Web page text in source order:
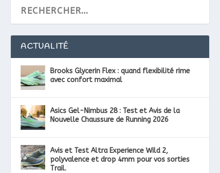
ACTUALITÉ
Brooks Glycerin Flex : quand flexibilité rime
avec confort maximal
Asics Gel-Nimbus 28 : Test et Avis de la
Nouvelle Chaussure de Running 2026
Avis et Test Altra Experience Wild 2,
polyvalence et drop 4mm pour vos sorties
Trail.